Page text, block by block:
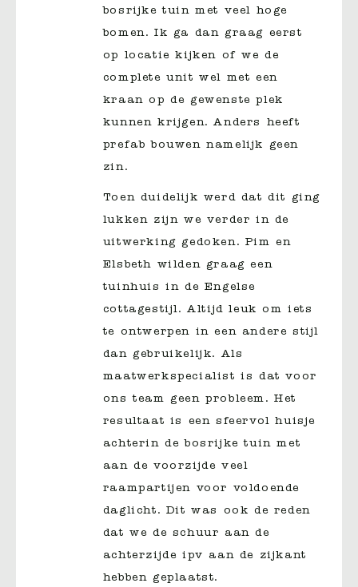
bosrijke tuin met veel hoge
bomen. Ik ga dan graag eerst
op locatie kijken of we de
complete unit wel met een
kraan op de gewenste plek
kunnen krijgen. Anders heeft
prefab bouwen namelijk geen
zin.
Toen duidelijk werd dat dit ging
lukken zijn we verder in de
uitwerking gedoken. Pim en
Elsbeth wilden graag een
tuinhuis in de Engelse
cottagestijl. Altijd leuk om iets
te ontwerpen in een andere stijl
dan gebruikelijk. Als
maatwerkspecialist is dat voor
ons team geen probleem. Het
resultaat is een sfeervol huisje
achterin de bosrijke tuin met
aan de voorzijde veel
raampartijen voor voldoende
daglicht. Dit was ook de reden
dat we de schuur aan de
achterzijde ipv aan de zijkant
hebben geplaatst.